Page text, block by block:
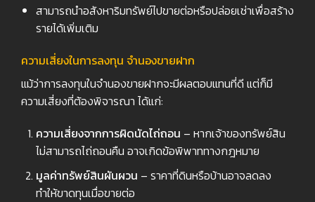
สามารถนำอสังหาริมทรัพย์ไปขายต่อหรือปล่อยเช่าเพื่อสร้าง
รายได้เพิ่มเติม
ความเสี่ยงในการลงทุน จำนองขายฝาก
แม้ว่าการลงทุนในจำนองขายฝากจะมีผลตอบแทนที่ดี แต่ก็มี
ความเสี่ยงที่ต้องพิจารณา ได้แก่:
ความเสี่ยงจากการผิดนัดไถ่ถอน – หากเจ้าของทรัพย์สิน
ไม่สามารถไถ่ถอนคืน อาจเกิดข้อพิพาททางกฎหมาย
มูลค่าทรัพย์สินผันผวน – ราคาที่ดินหรือบ้านอาจลดลง
ทำให้ขาดทุนเมื่อขายต่อ